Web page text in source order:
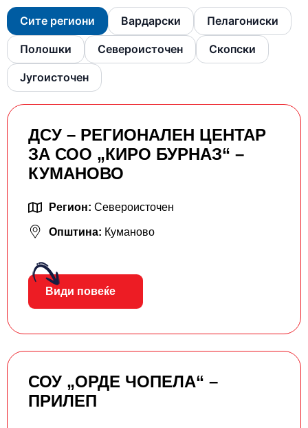
Сите региони Вардарски Пелагониски
Полошки Североисточен Скопски
Југоисточен
ДСУ – РЕГИОНАЛЕН ЦЕНТАР
ЗА СОО „КИРО БУРНАЗ“ –
КУМАНОВО
Регион: Североисточен
Општина: Куманово
Види повеќе
СОУ „ОРДЕ ЧОПЕЛА“ –
ПРИЛЕП